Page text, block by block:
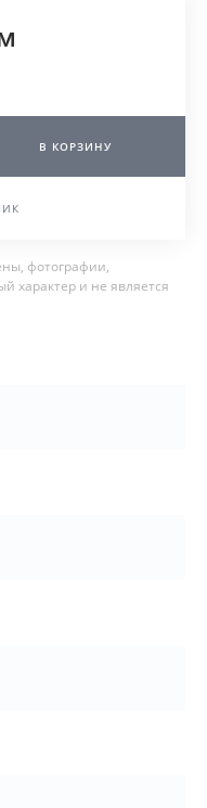
В КОРЗИНУ
фотографии,
характер и не является